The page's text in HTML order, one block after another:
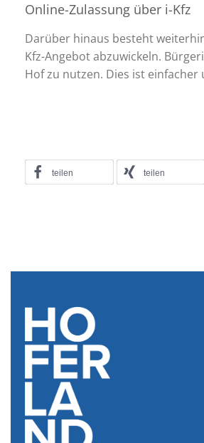
Online-Zulassung über i-Kfz
Darüber hinaus besteht
Kfz-Angebot abzuwickeln.
Hof zu nutzen. Dies ist
teilen teilen